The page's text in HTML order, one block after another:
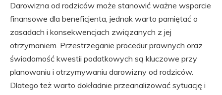
Darowizna od rodziców może stanowić ważne wsparcie
finansowe dla beneficjenta, jednak warto pamiętać o
zasadach i konsekwencjach związanych z jej
otrzymaniem. Przestrzeganie procedur prawnych oraz
świadomość kwestii podatkowych są kluczowe przy
planowaniu i otrzymywaniu darowizny od rodziców.
Dlatego też warto dokładnie przeanalizować sytuację i